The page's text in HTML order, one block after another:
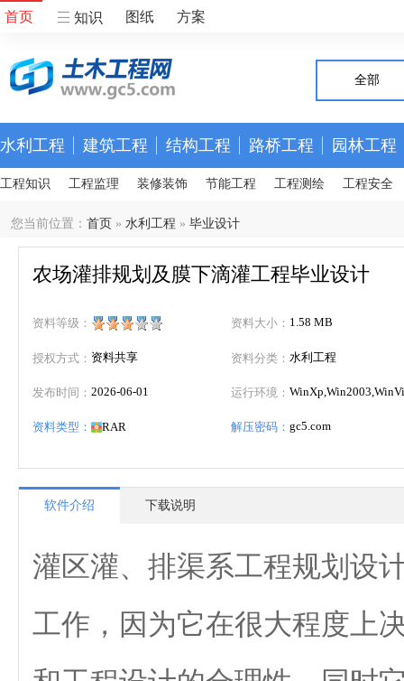
首页 知识 图纸 方案
全部
水利工程 建筑工程 结构工程 路桥工程 园林工程
工程知识 工程监理 装修装饰 节能工程 工程测绘 工程安全
您当前位置： 首页 » 水利工程 » 毕业设计
农场灌排规划及膜下滴灌工程毕业设计
资料等级：
授权方式： 资料共享
发布时间： 2026-06-01
资料类型： RAR
资料大小： 1.58 MB
资料分类： 水利工程
运行环境：
解压密码： gc5.com
软件介绍 下载说明
灌区灌、排渠系工程规划设
工作，因为它在很大程度上